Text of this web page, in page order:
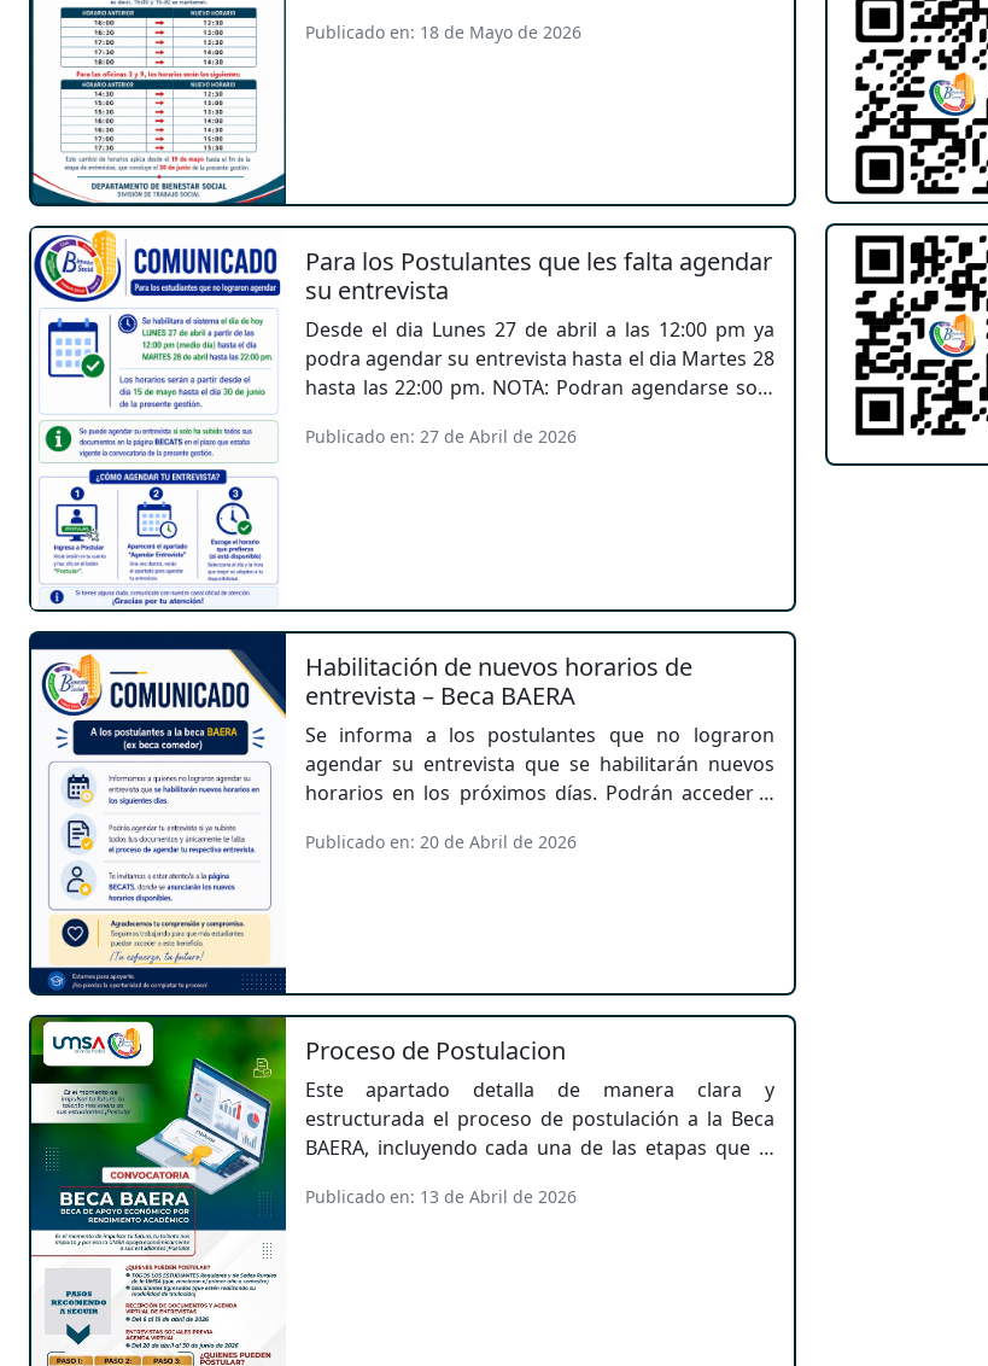
y El Alto, así como a los comunicados emitidos por
Publicado en: 18 de Mayo de 2026
Para los Postulantes que les falta agendar
su entrevista
Desde el dia Lunes 27 de abril a las 12:00 pm ya
podra agendar su entrevista hasta el dia Martes 28
hasta las 22:00 pm. NOTA: Podran agendarse solo
documentos hasta el ultimo dia que estaba vigente
Publicado en: 27 de Abril de 2026
Habilitación de nuevos horarios de
entrevista – Beca BAERA
Se informa a los postulantes que no lograron
agendar su entrevista que se habilitarán nuevos
horarios en los próximos días. Podrán acceder a
subida de todos sus documentos. Se recomienda
Publicado en: 20 de Abril de 2026
Proceso de Postulacion
Este apartado detalla de manera clara y
estructurada el proceso de postulación a la Beca
BAERA, incluyendo cada una de las etapas que el
guía paso a paso que permite comprender los
Publicado en: 13 de Abril de 2026